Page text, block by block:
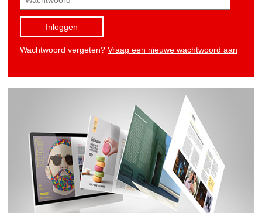
Inloggen
Wachtwoord vergeten? Vraag een nieuwe wachtwoord aan